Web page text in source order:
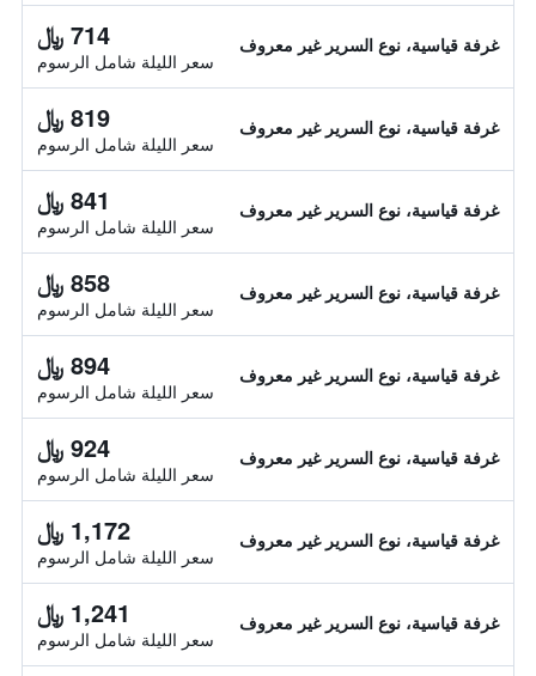
غرفة قياسية، نوع السرير غير معروف 714 ﷼
سعر الليلة شامل الرسوم
غرفة قياسية، نوع السرير غير معروف 819 ﷼
سعر الليلة شامل الرسوم
غرفة قياسية، نوع السرير غير معروف 841 ﷼
سعر الليلة شامل الرسوم
غرفة قياسية، نوع السرير غير معروف 858 ﷼
سعر الليلة شامل الرسوم
غرفة قياسية، نوع السرير غير معروف 894 ﷼
سعر الليلة شامل الرسوم
غرفة قياسية، نوع السرير غير معروف 924 ﷼
سعر الليلة شامل الرسوم
غرفة قياسية، نوع السرير غير معروف 1,172 ﷼
سعر الليلة شامل الرسوم
غرفة قياسية، نوع السرير غير معروف 1,241 ﷼
سعر الليلة شامل الرسوم